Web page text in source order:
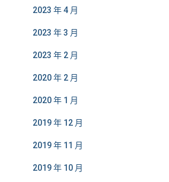
2023 年 4 月
2023 年 3 月
2023 年 2 月
2020 年 2 月
2020 年 1 月
2019 年 12 月
2019 年 11 月
2019 年 10 月